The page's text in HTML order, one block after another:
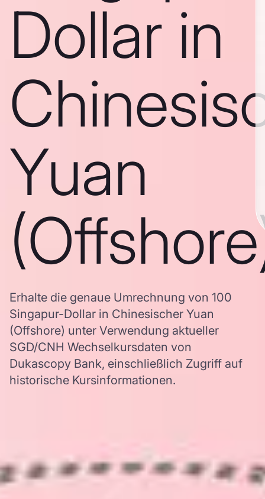
Dollar in
Yuan
Erhalte die genaue Umrechnung von 100
Singapur-Dollar in Chinesischer Yuan
(Offshore) unter Verwendung aktueller
SGD/CNH Wechselkursdaten von
Dukascopy Bank, einschließlich Zugriff auf
historische Kursinformationen.